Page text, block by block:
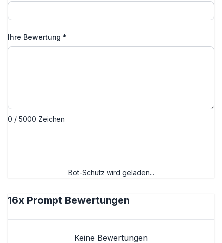
Ihre Bewertung *
0 / 5000 Zeichen
Bot-Schutz wird geladen...
16x Prompt Bewertungen
Keine Bewertungen